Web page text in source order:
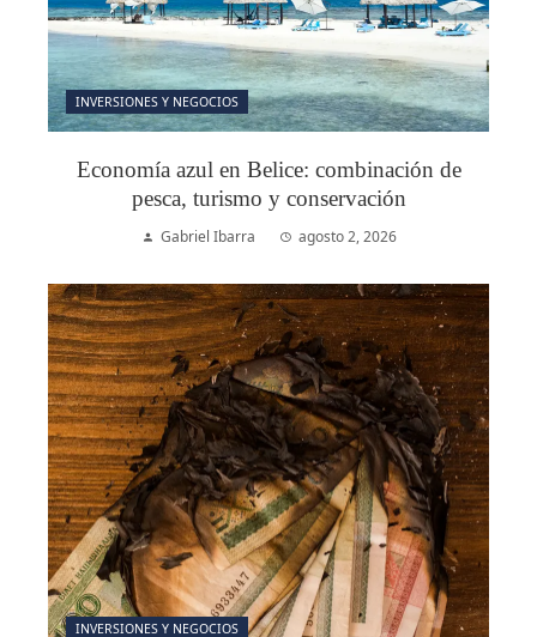
INVERSIONES Y NEGOCIOS
Economía azul en Belice: combinación de
pesca, turismo y conservación
Gabriel Ibarra agosto 2, 2026
INVERSIONES Y NEGOCIOS